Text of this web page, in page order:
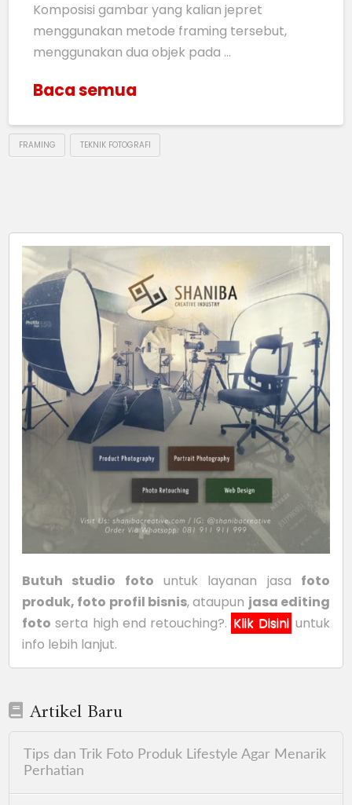
Komposisi gambar yang kalian jepret
menggunakan metode framing tersebut,
menggunakan dua objek pada …
Baca semua
FRAMING TEKNIK FOTOGRAFI
Butuh studio foto untuk layanan jasa foto
produk, foto profil bisnis, ataupun jasa editing
foto serta high end retouching?. Klik Disini untuk
info lebih lanjut.
Artikel Baru
Tips dan Trik Foto Produk Lifestyle Agar Menarik
Perhatian